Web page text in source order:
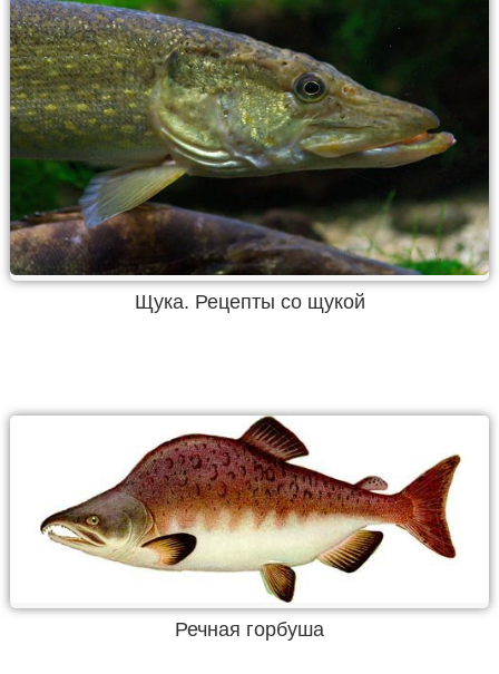
Щука. Рецепты со щукой
Речная горбуша